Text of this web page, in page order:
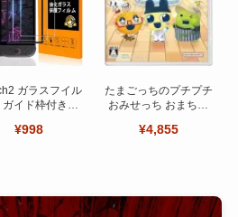
ガラスフイル
ガイド枠付き
日本旭硝子製-高
¥998
たまごっちのプチプチ
おみせっち おまちど
¥4,855